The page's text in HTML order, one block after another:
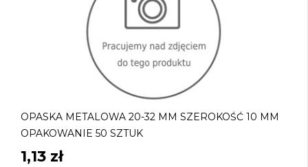
OPASKA METALOWA 20-32 MM SZEROKOŚĆ 10 MM
OPAKOWANIE 50 SZTUK
1,13 zł